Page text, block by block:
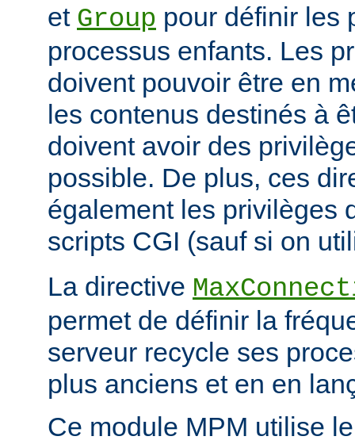
et Group pour définir les
processus enfants. Les
doivent pouvoir être en
les contenus destinés à
doivent avoir des
possible. De plus, ces
également les privilèges
scripts CGI (sauf si on
La directive
permet de définir la
serveur recycle ses
plus anciens et en en
Ce module MPM utilise